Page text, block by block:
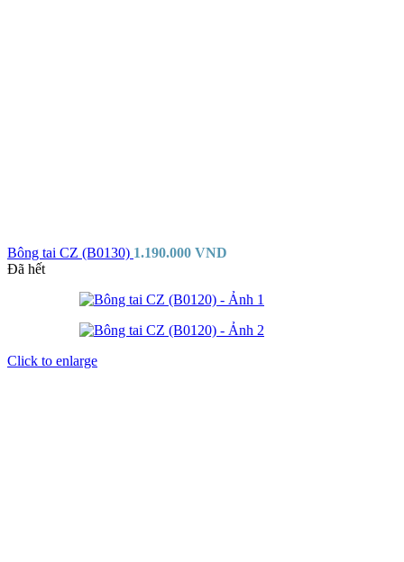
Bông tai CZ (B0130) 1.190.000 VND
Đã hết
Click to enlarge